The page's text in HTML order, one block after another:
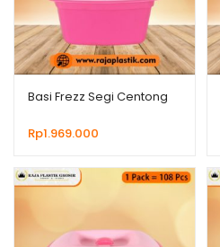
Basi Frezz Segi Centong
Rp1.969.000